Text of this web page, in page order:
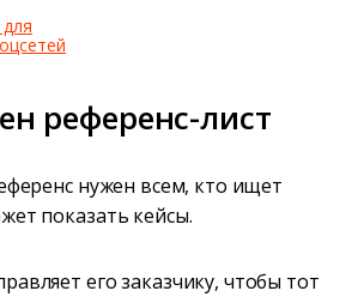
референс-лист
нужен всем, кто ищет
показать кейсы.
его заказчику, чтобы тот